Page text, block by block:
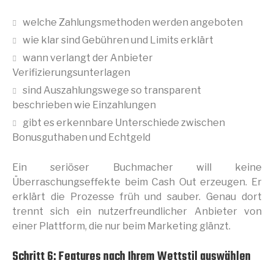
welche Zahlungsmethoden werden angeboten
wie klar sind Gebühren und Limits erklärt
wann verlangt der Anbieter
Verifizierungsunterlagen
sind Auszahlungswege so transparent
beschrieben wie Einzahlungen
gibt es erkennbare Unterschiede zwischen
Bonusguthaben und Echtgeld
Ein seriöser Buchmacher will keine
Überraschungseffekte beim Cash Out erzeugen. Er
erklärt die Prozesse früh und sauber. Genau dort
trennt sich ein nutzerfreundlicher Anbieter von
einer Plattform, die nur beim Marketing glänzt.